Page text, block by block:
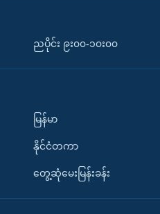
ညပိုင်း ၉း၀၀-၁၀း၀၀
မြန်မာ
နိုင်ငံတကာ
တွေ့ဆုံမေးမြန်းခန်း